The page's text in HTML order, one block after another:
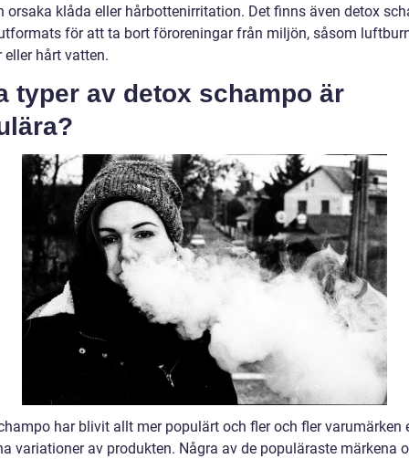
orsaka klåda eller hårbottenirritation. Det finns även detox
för att ta bort föroreningar från miljön, såsom
eller hårt vatten.
typer av detox schampo är
har blivit allt mer populärt och fler och fler varumärken
variationer av produkten. Några av de populäraste märkena